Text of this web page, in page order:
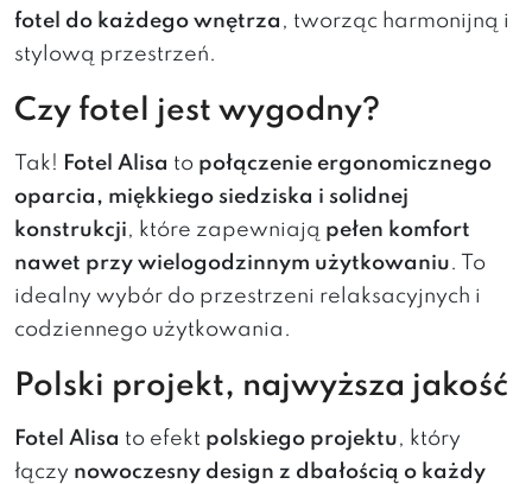
fotel do każdego wnętrza , tworząc harmonijną i
stylową przestrzeń.
Czy fotel jest wygodny?
Tak! Fotel Alisa to połączenie ergonomicznego
oparcia, miękkiego siedziska i solidnej
konstrukcji, które zapewniają pełen komfort
nawet przy wielogodzinnym użytkowaniu. To
idealny wybór do przestrzeni relaksacyjnych i
codziennego użytkowania.
Polski projekt, najwyższa jakość
Fotel Alisa to efekt polskiego projektu, który
łączy nowoczesny design z dbałością o każdy